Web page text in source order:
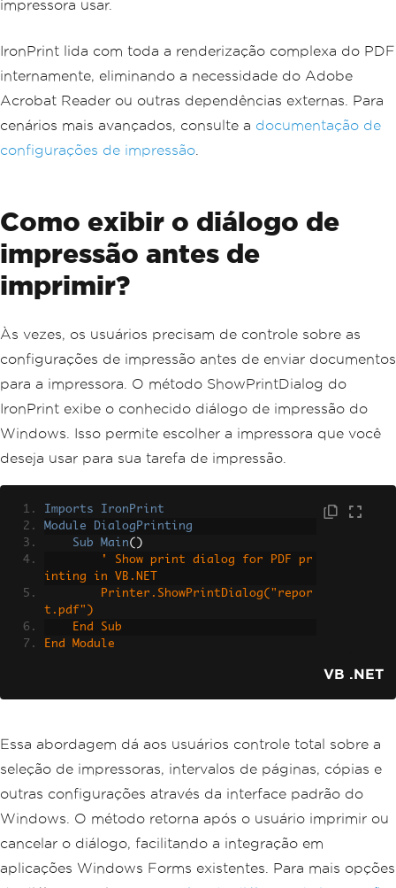
impressora usar.
IronPrint lida com toda a renderização complexa do PDF
internamente, eliminando a necessidade do Adobe
Acrobat Reader ou outras dependências externas. Para
cenários mais avançados, consulte a documentação de
configurações de impressão
Como exibir o diálogo de
impressão antes de
imprimir?
Às vezes, os usuários precisam de controle sobre as
configurações de impressão antes de enviar documentos
para a impressora. O método ShowPrintDialog do
IronPrint exibe o conhecido diálogo de impressão do
Windows. Isso permite escolher a impressora que você
deseja usar para sua tarefa de impressão.
Imports
IronPrint
Module
DialogPrinting
Sub
Main()
' Show print dialog for PDF pr
inting in VB.NET
t.pdf")
    End Sub
End Module
VB .NET
Essa abordagem dá aos usuários controle total sobre a
seleção de impressoras, intervalos de páginas, cópias e
outras configurações através da interface padrão do
Windows. O método retorna após o usuário imprimir ou
cancelar o diálogo, facilitando a integração em
aplicações Windows Forms existentes. Para mais opções